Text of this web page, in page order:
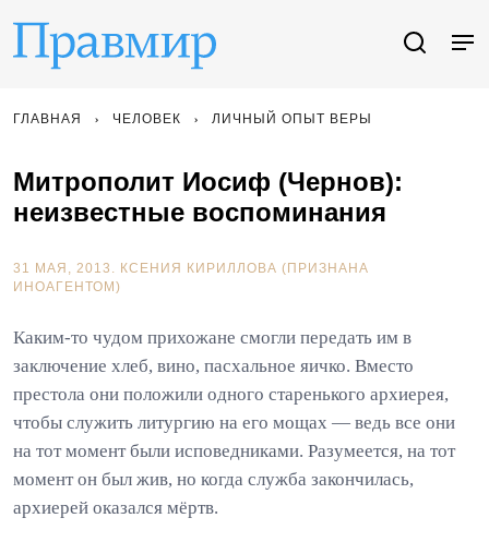
ГЛАВНАЯ ЧЕЛОВЕК ЛИЧНЫЙ ОПЫТ ВЕРЫ
Митрополит Иосиф (Чернов):
неизвестные воспоминания
31 МАЯ, 2013. КСЕНИЯ КИРИЛЛОВА (ПРИЗНАНА
ИНОАГЕНТОМ)
Каким-то чудом прихожане смогли передать им в
заключение хлеб, вино, пасхальное яичко. Вместо
престола они положили одного старенького архиерея,
чтобы служить литургию на его мощах — ведь все они
на тот момент были исповедниками. Разумеется, на тот
момент он был жив, но когда служба закончилась,
архиерей оказался мёртв.